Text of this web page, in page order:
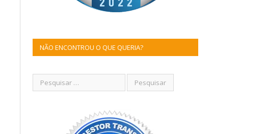
NÃO ENCONTROU O QUE QUERIA?